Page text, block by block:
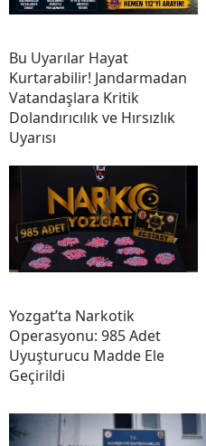
Bu Uyarılar Hayat
Kurtarabilir! Jandarmadan
Vatandaşlara Kritik
Dolandırıcılık ve Hırsızlık
Uyarısı
Yozgat’ta Narkotik
Operasyonu: 985 Adet
Uyuşturucu Madde Ele
Geçirildi